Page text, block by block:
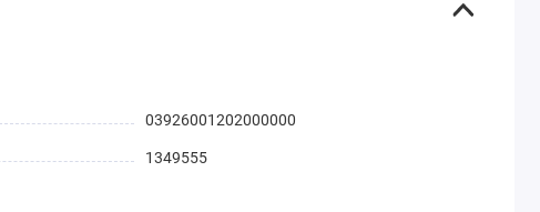
03926001202000000
1349555